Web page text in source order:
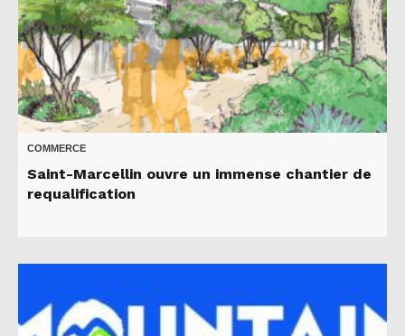
COMMERCE
Saint-Marcellin ouvre un immense chantier de
requalification